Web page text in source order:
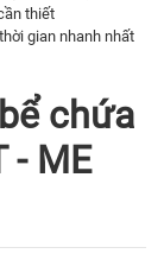
thiết
gian nhanh nhất
chứa
- ME